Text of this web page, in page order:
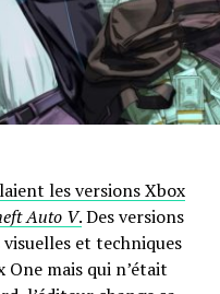
les versions Xbox
Auto V.Des versions
et techniques
mais qui n’était